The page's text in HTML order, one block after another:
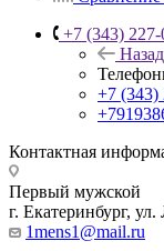
+7 (343)
Назад
+7 (343)
Контактная
Первый мужской
г. Екатеринбург,
1mens1@mail.ru